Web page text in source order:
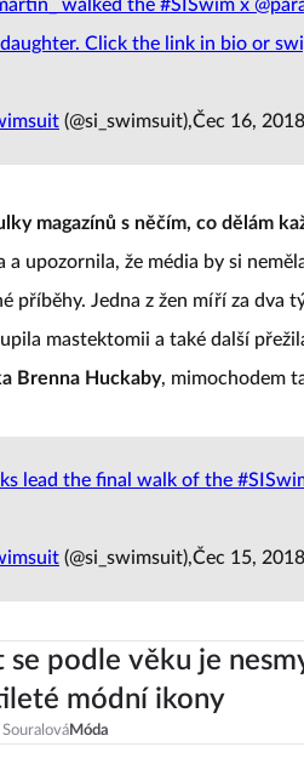
walked the #SISwim x
Click the link in bio or
(@si_swimsuit),Čec 16,
magazínů s něčím, co dělám
upozornila, že média by si
příběhy. Jedna z žen míří za dva
mastektomii a také další
Brenna Huckaby, mimochodem
lead the final walk of the
(@si_swimsuit),Čec 15,
se podle věku je
módní ikony
Móda